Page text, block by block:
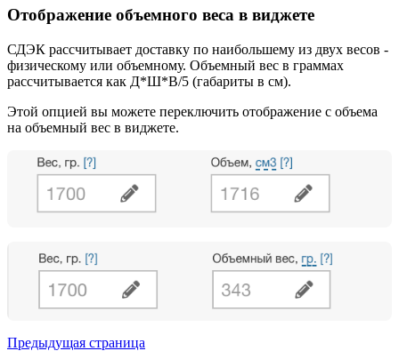
Отображение объемного веса в виджете
СДЭК рассчитывает доставку по наибольшему из двух весов -
физическому или объемному. Объемный вес в граммах
рассчитывается как Д*Ш*В/5 (габариты в см).
Этой опцией вы можете переключить отображение с объема
на объемный вес в виджете.
Предыдущая страница